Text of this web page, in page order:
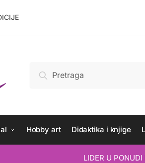
Pretraži
Hobby art Didaktika i knjige
LIDER U